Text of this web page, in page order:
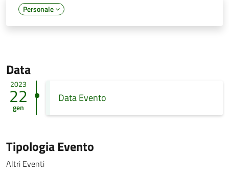
Personale
Data
2023
22
gen
Data Evento
Tipologia Evento
Altri Eventi